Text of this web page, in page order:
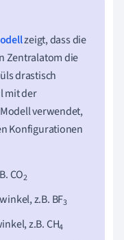
zeigt, dass die
Zentralatom die
drastisch
mit der
verwendet,
Konfigurationen
CO2
z.B. BF3
z.B. CH4